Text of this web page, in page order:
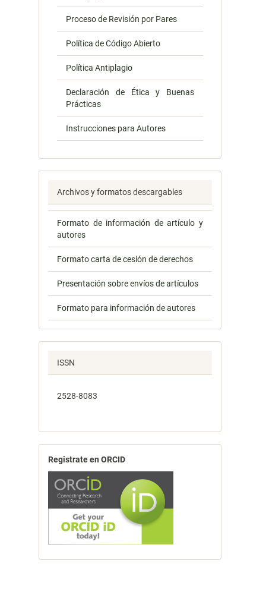
Proceso de Revisión por Pares
Política de Código Abierto
Política Antiplagio
Declaración de Ética y Buenas
Prácticas
Instrucciones para Autores
Archivos y formatos descargables
Formato de información de artículo y
autores
Formato carta de cesión de derechos
Presentación sobre envíos de artículos
Formato para información de autores
ISSN
2528-8083
Registrate en ORCID